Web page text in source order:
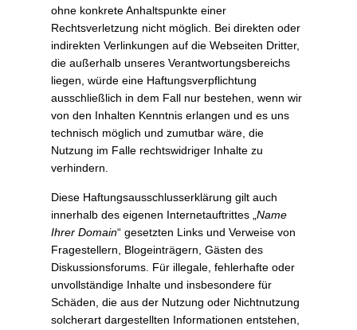
ohne konkrete Anhaltspunkte einer
Rechtsverletzung nicht möglich. Bei direkten oder
indirekten Verlinkungen auf die Webseiten Dritter,
die außerhalb unseres Verantwortungsbereichs
liegen, würde eine Haftungsverpflichtung
ausschließlich in dem Fall nur bestehen, wenn wir
von den Inhalten Kenntnis erlangen und es uns
technisch möglich und zumutbar wäre, die
Nutzung im Falle rechtswidriger Inhalte zu
verhindern.
Diese Haftungsausschlusserklärung gilt auch
innerhalb des eigenen Internetauftrittes „ Name
Ihrer Domain“ gesetzten Links und Verweise von
Fragestellern, Blogeinträgern, Gästen des
Diskussionsforums. Für illegale, fehlerhafte oder
unvollständige Inhalte und insbesondere für
Schäden, die aus der Nutzung oder Nichtnutzung
solcherart dargestellten Informationen entstehen,